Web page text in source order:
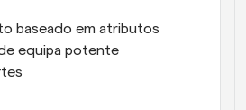
baseado em atributos
equipa potente